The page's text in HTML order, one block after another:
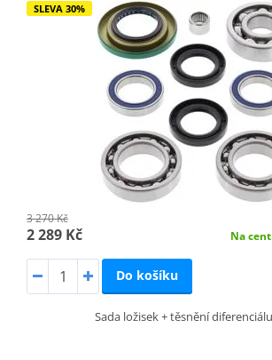
SLEVA 30%
3 270 Kč
2 289 Kč Na
Do košíku
Sada ložisek + těsnění